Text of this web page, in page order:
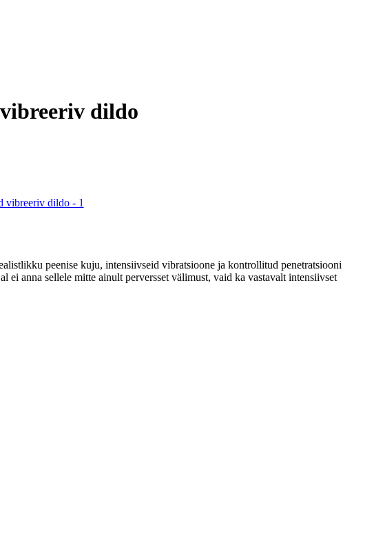
dildo
peenise kuju, intensiivseid vibratsioone ja kontrollitud penetratsiooni
ei anna sellele mitte ainult perversset välimust, vaid ka vastavalt intensiivset